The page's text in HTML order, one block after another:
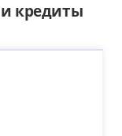
кредиты